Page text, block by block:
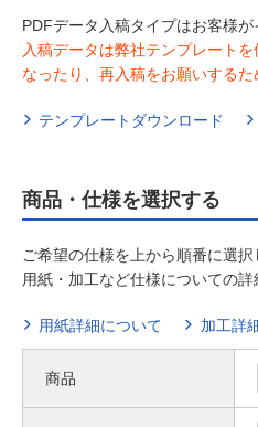
PDFデータ入稿タイプはお客様
入稿データは弊社テンプレート
なったり、再入稿をお願いする
テンプレートダウンロード
商品・仕様を選択する
ご希望の仕様を上から順番に選択
用紙・加工など仕様についての
用紙詳細について 加工詳
商品